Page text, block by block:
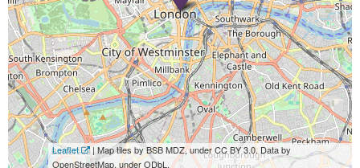
Leaflet
| Map tiles by BSB MDZ, under CC BY 3.0. Data by
OpenStreetMap, under ODbL.